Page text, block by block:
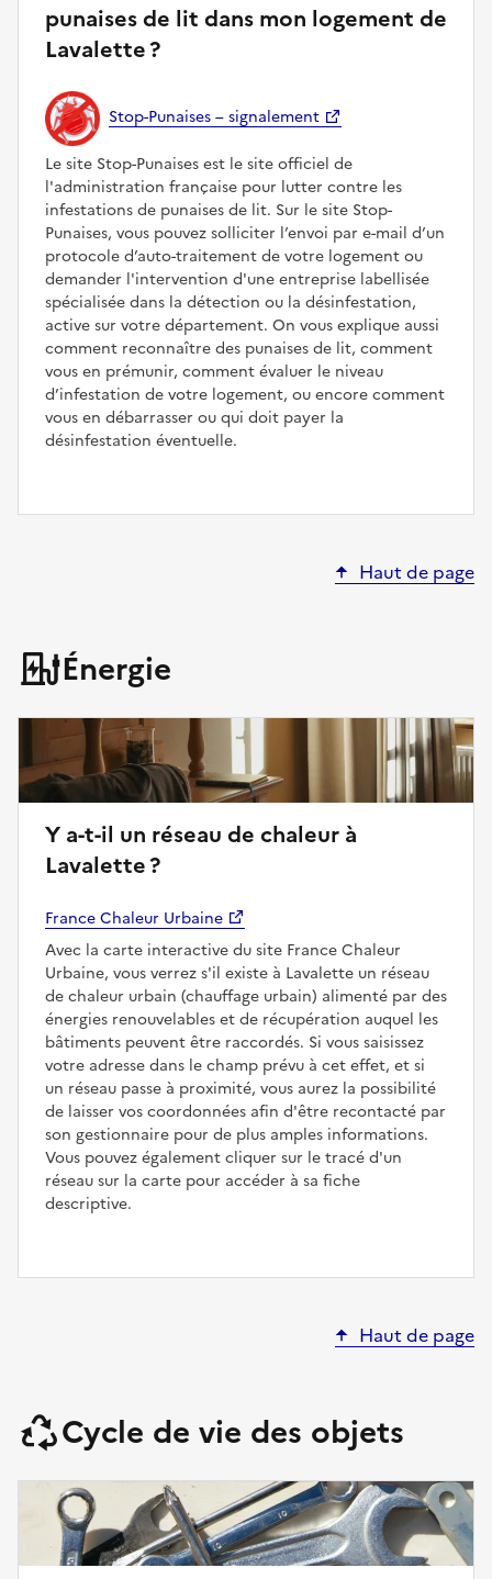
punaises de lit dans mon logement de
Lavalette ?
Stop-Punaises – signalement
Le site Stop-Punaises est le site officiel de
l'administration française pour lutter contre les
infestations de punaises de lit. Sur le site Stop-
Punaises, vous pouvez solliciter l’envoi par e-mail d’un
protocole d’auto-traitement de votre logement ou
demander l'intervention d'une entreprise labellisée
spécialisée dans la détection ou la désinfestation,
active sur votre département. On vous explique aussi
comment reconnaître des punaises de lit, comment
vous en prémunir, comment évaluer le niveau
d’infestation de votre logement, ou encore comment
vous en débarrasser ou qui doit payer la
désinfestation éventuelle.
Haut de page
Énergie
Y a-t-il un réseau de chaleur à
Lavalette ?
France Chaleur Urbaine
Avec la carte interactive du site France Chaleur
Urbaine, vous verrez s'il existe à Lavalette un réseau
de chaleur urbain (chauffage urbain) alimenté par des
énergies renouvelables et de récupération auquel les
bâtiments peuvent être raccordés. Si vous saisissez
votre adresse dans le champ prévu à cet effet, et si
un réseau passe à proximité, vous aurez la possibilité
de laisser vos coordonnées afin d'être recontacté par
son gestionnaire pour de plus amples informations.
Vous pouvez également cliquer sur le tracé d'un
réseau sur la carte pour accéder à sa fiche
descriptive.
Haut de page
Cycle de vie des objets